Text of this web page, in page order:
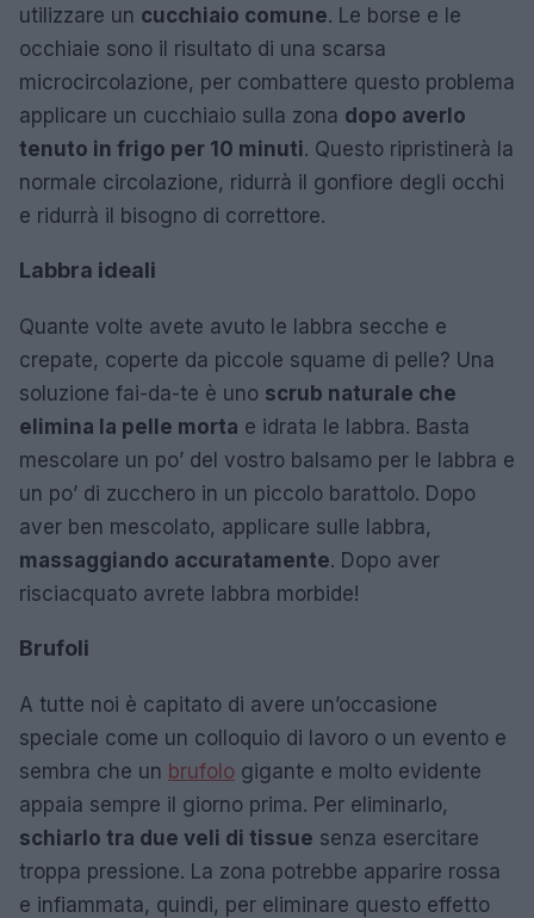
utilizzare un cucchiaio comune. Le borse e le
occhiaie sono il risultato di una scarsa
microcircolazione, per combattere questo problema
applicare un cucchiaio sulla zona dopo averlo
tenuto in frigo per 10 minuti. Questo ripristinerà la
normale circolazione, ridurrà il gonfiore degli occhi
e ridurrà il bisogno di correttore.
Labbra ideali
Quante volte avete avuto le labbra secche e
crepate, coperte da piccole squame di pelle? Una
soluzione fai-da-te è uno scrub naturale che
elimina la pelle morta e idrata le labbra. Basta
mescolare un po’ del vostro balsamo per le labbra e
un po’ di zucchero in un piccolo barattolo. Dopo
aver ben mescolato, applicare sulle labbra,
massaggiando accuratamente. Dopo aver
risciacquato avrete labbra morbide!
Brufoli
A tutte noi è capitato di avere un’occasione
speciale come un colloquio di lavoro o un evento e
sembra che un brufolo gigante e molto evidente
appaia sempre il giorno prima. Per eliminarlo,
schiarlo tra due veli di tissue senza esercitare
troppa pressione. La zona potrebbe apparire rossa
e infiammata, quindi, per eliminare questo effetto